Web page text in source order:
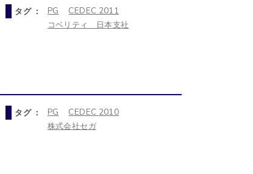
タグ ： PG
CEDEC 2011
コベリティ 日本支社
タグ ： PG
CEDEC 2010
株式会社セガ